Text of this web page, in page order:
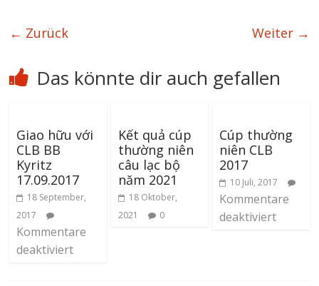
← Zurück Weiter →
Das könnte dir auch gefallen
Giao hữu với
CLB BB
Kyritz
17.09.2017
18 September,
2017
Kommentare
deaktiviert
Kết quả cúp
thường niên
câu lạc bộ
năm 2021
18 Oktober,
2021
0
Cúp thường
niên CLB
2017
10 Juli, 2017
Kommentare
deaktiviert